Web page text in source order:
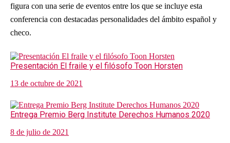
figura con una serie de eventos entre los que se incluye esta
conferencia con destacadas personalidades del ámbito español y
checo.
Presentación El fraile y el filósofo Toon Horsten
13 de octubre de 2021
Entrega Premio Berg Institute Derechos Humanos 2020
8 de julio de 2021